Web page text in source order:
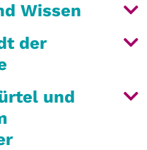
Wissen
der
und